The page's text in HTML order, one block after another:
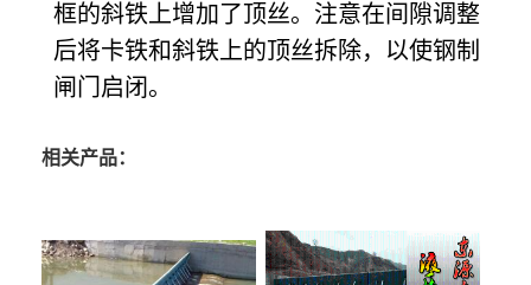
框的斜铁上增加了顶丝。注意在间隙调整
后将卡铁和斜铁上的顶丝拆除，以使钢制
闸门启闭。
相关产品：